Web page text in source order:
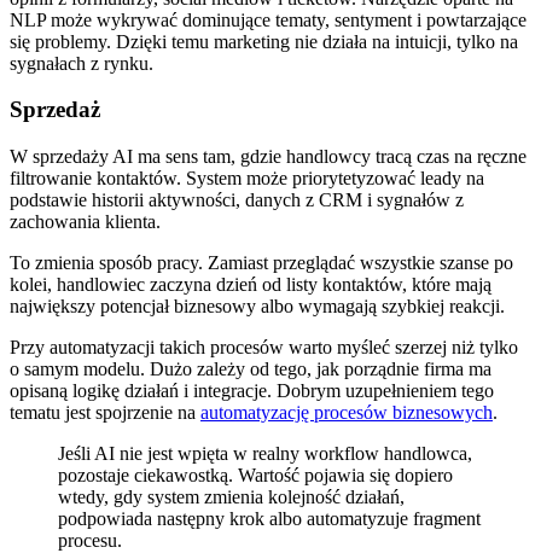
NLP może wykrywać dominujące tematy, sentyment i powtarzające
się problemy. Dzięki temu marketing nie działa na intuicji, tylko na
sygnałach z rynku.
Sprzedaż
W sprzedaży AI ma sens tam, gdzie handlowcy tracą czas na ręczne
filtrowanie kontaktów. System może priorytetyzować leady na
podstawie historii aktywności, danych z CRM i sygnałów z
zachowania klienta.
To zmienia sposób pracy. Zamiast przeglądać wszystkie szanse po
kolei, handlowiec zaczyna dzień od listy kontaktów, które mają
największy potencjał biznesowy albo wymagają szybkiej reakcji.
Przy automatyzacji takich procesów warto myśleć szerzej niż tylko
o samym modelu. Dużo zależy od tego, jak porządnie firma ma
opisaną logikę działań i integracje. Dobrym uzupełnieniem tego
tematu jest spojrzenie na automatyzację procesów biznesowych.
Jeśli AI nie jest wpięta w realny workflow handlowca,
pozostaje ciekawostką. Wartość pojawia się dopiero
wtedy, gdy system zmienia kolejność działań,
podpowiada następny krok albo automatyzuje fragment
procesu.